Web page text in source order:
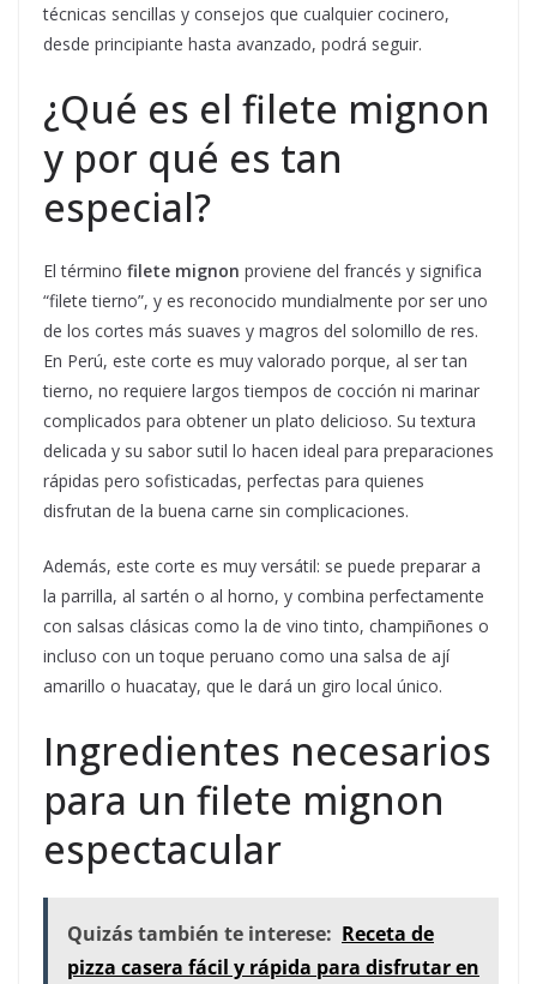
técnicas sencillas y consejos que cualquier cocinero,
desde principiante hasta avanzado, podrá seguir.
¿Qué es el filete mignon
y por qué es tan
especial?
El término filete mignon proviene del francés y significa
“filete tierno”, y es reconocido mundialmente por ser uno
de los cortes más suaves y magros del solomillo de res.
En Perú, este corte es muy valorado porque, al ser tan
tierno, no requiere largos tiempos de cocción ni marinar
complicados para obtener un plato delicioso. Su textura
delicada y su sabor sutil lo hacen ideal para preparaciones
rápidas pero sofisticadas, perfectas para quienes
disfrutan de la buena carne sin complicaciones.
Además, este corte es muy versátil: se puede preparar a
la parrilla, al sartén o al horno, y combina perfectamente
con salsas clásicas como la de vino tinto, champiñones o
incluso con un toque peruano como una salsa de ají
amarillo o huacatay, que le dará un giro local único.
Ingredientes necesarios
para un filete mignon
espectacular
Quizás también te interese: Receta de
pizza casera fácil y rápida para disfrutar en